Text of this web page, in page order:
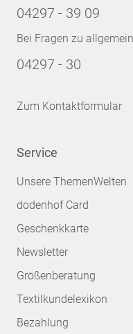
04297 - 39 09
Bei Fragen zu
04297 - 30
Zum Kontaktformular
Service
Unsere ThemenWelten
dodenhof Card
Geschenkkarte
Newsletter
Größenberatung
Textilkundelexikon
Bezahlung